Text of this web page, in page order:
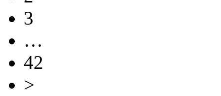
3
…
42
>